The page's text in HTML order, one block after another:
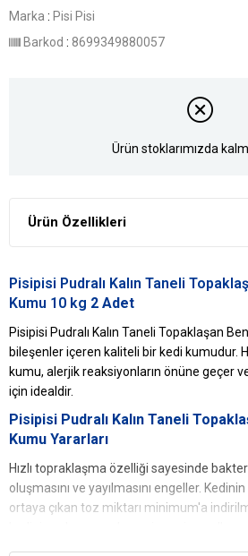
Marka : Pisi Pisi
Barkod : 8699349880057
Ürün stoklarımızda
Ürün Özellikleri
Pisipisi Pudralı Kalın Taneli
Kumu 10 kg 2 Adet
Pisipisi Pudralı Kalın Taneli Topaklaşan
bileşenler içeren kaliteli bir kedi kumudur.
kumu, alerjik reaksiyonların önüne geçer
için idealdir.
Pisipisi Pudralı Kalın Taneli
Kumu Yararları
Hızlı topraklaşma özelliği sayesinde
oluşmasını ve yayılmasını engeller.
ortaya çıkan toz miktarı minimum'a